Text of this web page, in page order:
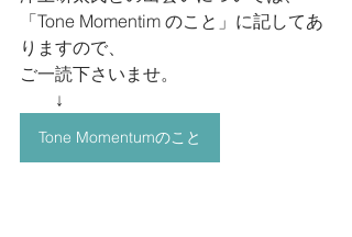
「Tone Momentim のこと」に記してあ
りますので、
ご一読下さいませ。
↓
Tone Momentumのこと